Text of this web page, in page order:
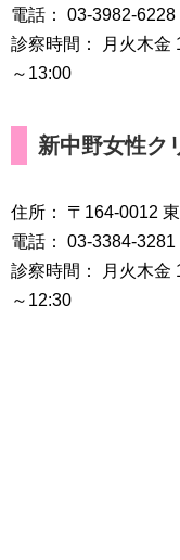
電話： 03-3982-6228
診察時間： 月火木金
～13:00
新中野女性ク
住所： 〒164-0012
電話： 03-3384-3281
診察時間： 月火木金
～12:30